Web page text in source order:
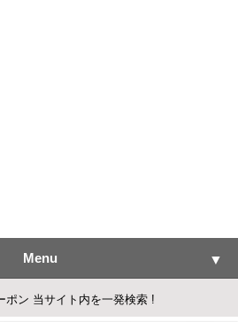
Menu ▼
ポン 当サイト内を一発検索 !